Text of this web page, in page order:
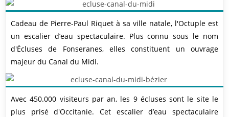
Cadeau de Pierre-Paul Riquet à sa ville natale, l'Octuple est
un escalier d’eau spectaculaire. Plus connu sous le nom
d'Écluses de Fonseranes, elles constituent un ouvrage
majeur du Canal du Midi.
Avec 450.000 visiteurs par an, les 9 écluses sont le site le
plus prisé d'Occitanie. Cet escalier d’eau spectaculaire